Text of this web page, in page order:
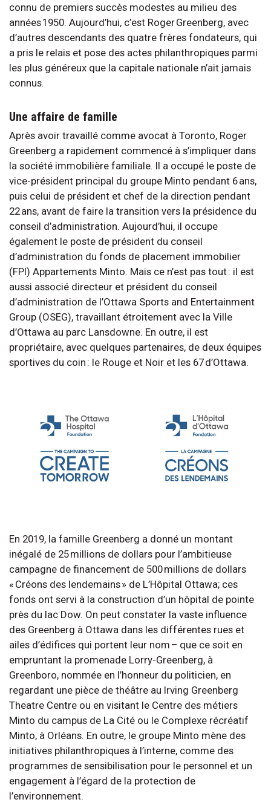
connu de premiers succès modestes au milieu des
années 1950. Aujourd’hui, c’est Roger Greenberg, avec
d’autres descendants des quatre frères fondateurs, qui
a pris le relais et pose des actes philanthropiques parmi
les plus généreux que la capitale nationale n’ait jamais
connus.
Une affaire de famille
Après avoir travaillé comme avocat à Toronto, Roger
Greenberg a rapidement commencé à s’impliquer dans
la société immobilière familiale. Il a occupé le poste de
vice-président principal du groupe Minto pendant 6 ans,
puis celui de président et chef de la direction pendant
22 ans, avant de faire la transition vers la présidence du
conseil d’administration. Aujourd’hui, il occupe
également le poste de président du conseil
d’administration du fonds de placement immobilier
(FPI) Appartements Minto. Mais ce n’est pas tout : il est
aussi associé directeur et président du conseil
d’administration de l’Ottawa Sports and Entertainment
Group (OSEG), travaillant étroitement avec la Ville
d’Ottawa au parc Lansdowne. En outre, il est
propriétaire, avec quelques partenaires, de deux équipes
sportives du coin : le Rouge et Noir et les 67 d’Ottawa.
En 2019, la famille Greenberg a donné un montant
inégalé de 25 millions de dollars pour l’ambitieuse
campagne de financement de 500 millions de dollars
« Créons des lendemains » de L’Hôpital Ottawa; ces
fonds ont servi à la construction d’un hôpital de pointe
près du lac Dow. On peut constater la vaste influence
des Greenberg à Ottawa dans les différentes rues et
ailes d’édifices qui portent leur nom – que ce soit en
empruntant la promenade Lorry-Greenberg, à
Greenboro, nommée en l’honneur du politicien, en
regardant une pièce de théâtre au Irving Greenberg
Theatre Centre ou en visitant le Centre des métiers
Minto du campus de La Cité ou le Complexe récréatif
Minto, à Orléans. En outre, le groupe Minto mène des
initiatives philanthropiques à l’interne, comme des
programmes de sensibilisation pour le personnel et un
engagement à l’égard de la protection de
l’environnement.